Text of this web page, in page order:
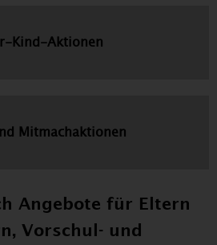
Kind-Aktionen
Mitmachaktionen
Angebote für Eltern
Vorschul- und